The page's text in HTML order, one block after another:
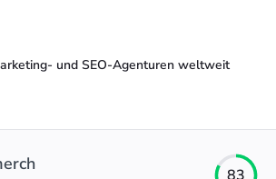
und SEO-Agenturen weltweit